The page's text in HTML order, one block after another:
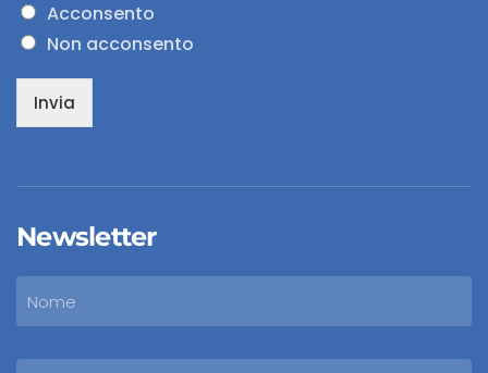
Acconsento
Non acconsento
Invia
Newsletter